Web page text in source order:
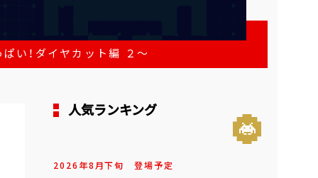
！ダイヤカット編 ２～
人気ランキング
2026年8月下旬 登場予定